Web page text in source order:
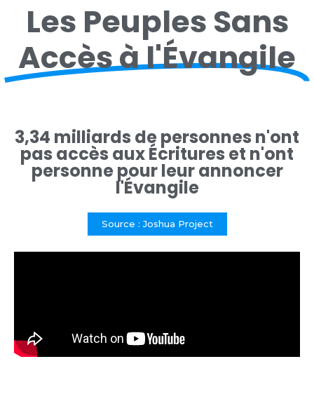
Découvrez notre déclaration de mission
Les Peuples Sans
Accès à l'Évangile
3,34 milliards de personnes n'ont
pas accès aux Écritures et n'ont
personne pour leur annoncer
l'Évangile
Source : Joshua Project